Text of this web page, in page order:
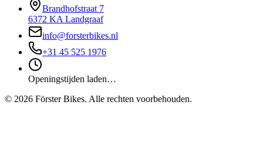
Brandhofstraat 7
6372 KA Landgraaf
info@forsterbikes.nl
+31 45 525 1976
Openingstijden laden…
© 2026 Förster Bikes. Alle rechten voorbehouden.